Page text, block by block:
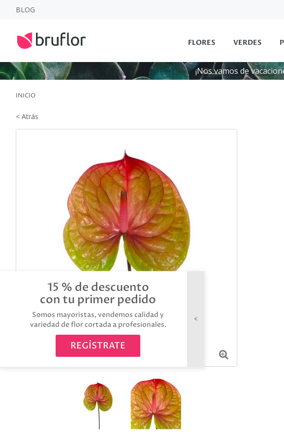
15 % de descuento
con tu primer pedido
Somos mayoristas, vendemos calidad y
variedad de flor cortada a profesionales.
REGÍSTRATE
BLOG
FLORES VERDES
¡Nos vamos de
INICIO
< Atrás